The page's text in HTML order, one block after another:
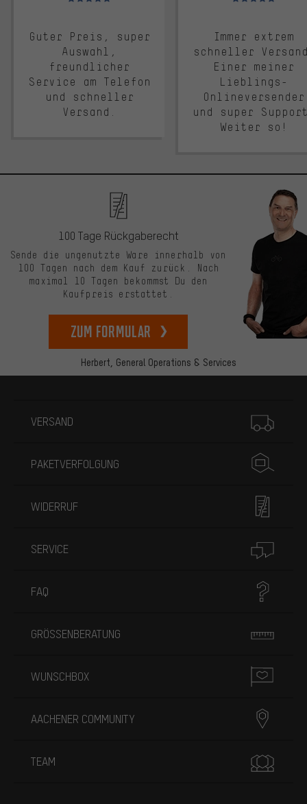
Guter Preis, super
Auswahl,
freundlicher
Service am Telefon
und schneller
Versand.
Immer extrem
schneller
Einer meiner
Lieblings-
Onlineversender
und super
Weiter so!
Herbert, General Operations & Services
100 Tage Rückgaberecht
Sende die ungenutzte Ware innerhalb von
100 Tagen nach dem Kauf zurück. Nach
maximal 10 Tagen bekommst Du den
Kaufpreis erstattet.
zum Formular
VERSAND
PAKETVERFOLGUNG
WIDERRUF
SERVICE
FAQ
GRÖSSENBERATUNG
WUNSCHBOX
AACHENER COMMUNITY
TEAM